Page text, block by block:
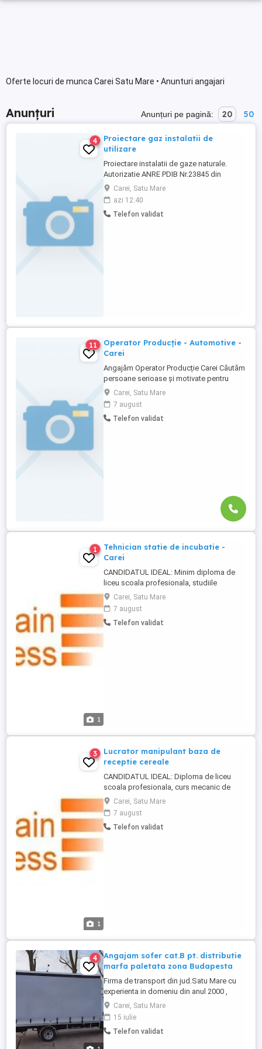
Oferte locuri de munca Carei Satu Mare • Anunturi angajari
Anunțuri Anunțuri pe pagină: 20 50
4
Proiectare gaz instalatii de
utilizare
Proiectare instalatii de gaze naturale.
Autorizatie ANRE PDIB Nr.23845 din
14.11.2024.
Carei, Satu Mare
azi 12:40
Telefon validat
11
Operator Producție - Automotive -
Carei
Angajăm Operator Producție Carei Căutăm
persoane serioase și motivate pentru
poziția de Operator Producție în Carei. Ce
oferim: Salariu: 4900 5200 RON brut
Tichete de masă: 40 RON zi Bonus de
prezență: 600 RON brut Bonus de
Carei, Satu Mare
7 august
Telefon validat
1
1
Tehnician statie de incubatie -
Carei
CANDIDATUL IDEAL: Minim diploma de
liceu scoala profesionala, studiile
superioare tehnice constituie avantaj;
Receptivitate si insusire a cunostintelor
noi; Cunostinte de operare PC, lucrul cu
bazele de date in Excel; Persoana
Carei, Satu Mare
7 august
Telefon validat
1
3
Lucrator manipulant baza de
receptie cereale
CANDIDATUL IDEAL: Diploma de liceu
scoala profesionala, curs mecanic de
utilaje constituie avantaj; Receptivitate si
insusire a cunostintelor noi; Cunostinte de
operare PC, nivel mediu; Persoana
disciplinata, responsabila cu capacitate
Carei, Satu Mare
7 august
Telefon validat
4
Angajam sofer cat.B pt. distributie
marfa paletata zona Budapesta
Firma de transport din jud.Satu Mare cu
experienta in domeniu din anul 2000 ,
angajeaza sofer cat. B , pentru distributie
marfa paletata pentru zona Budapesta.
Program de lucru : Luni 08:00 - Sambata
12:00 , zilnic aprox 6-8 ore , in functie de
Carei, Satu Mare
15 iulie
Telefon validat